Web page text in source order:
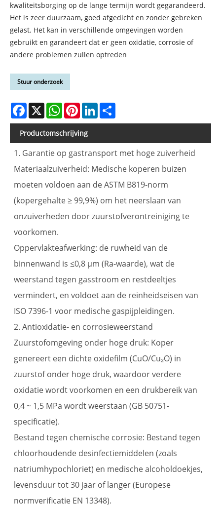
kwaliteitsborging op de lange termijn wordt gegarandeerd.
Het is zeer duurzaam, goed afgedicht en zonder gebreken
gelast. Het kan in verschillende omgevingen worden
gebruikt en garandeert dat er geen oxidatie, corrosie of
andere problemen zullen optreden
Stuur onderzoek
Facebook
X WhatsAppPinterestLinkedIn
Productomschrijving
1. Garantie op gastransport met hoge zuiverheid
Materiaalzuiverheid: Medische koperen buizen
moeten voldoen aan de ASTM B819-norm
(kopergehalte ≥ 99,9%) om het neerslaan van
onzuiverheden door zuurstofverontreiniging te
voorkomen.
Oppervlakteafwerking: de ruwheid van de
binnenwand is ≤0,8 μm (Ra-waarde), wat de
weerstand tegen gasstroom en restdeeltjes
vermindert, en voldoet aan de reinheidseisen van
ISO 7396-1 voor medische gaspijpleidingen.
2. Antioxidatie- en corrosieweerstand
Zuurstofomgeving onder hoge druk: Koper
genereert een dichte oxidefilm (CuO/Cu₂O) in
zuurstof onder hoge druk, waardoor verdere
oxidatie wordt voorkomen en een drukbereik van
0,4 ~ 1,5 MPa wordt weerstaan ​​(GB 50751-
specificatie).
Bestand tegen chemische corrosie: Bestand tegen
chloorhoudende desinfectiemiddelen (zoals
natriumhypochloriet) en medische alcoholdoekjes,
levensduur tot 30 jaar of langer (Europese
normverificatie EN 13348).